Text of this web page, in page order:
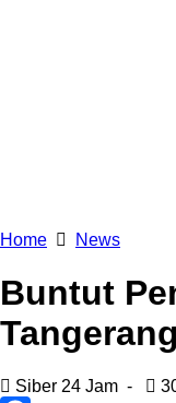
Home
News
Buntut
Siber 24 Jam -